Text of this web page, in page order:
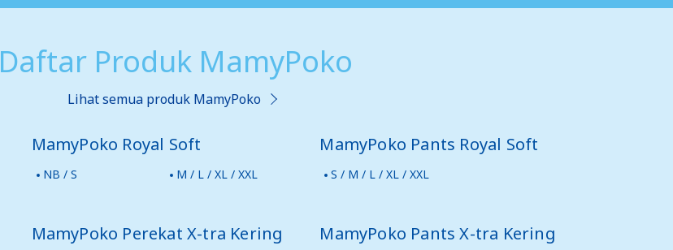
Daftar Produk MamyPoko
Lihat semua produk MamyPoko
MamyPoko Royal Soft
NB / S M / L / XL / XXL
MamyPoko Pants Royal Soft
S / M / L / XL / XXL
MamyPoko Perekat X-tra Kering MamyPoko Pants X-tra Kering